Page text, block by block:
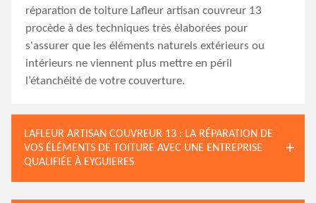
réparation de toiture Lafleur artisan couvreur 13
procède à des techniques très élaborées pour
s'assurer que les éléments naturels extérieurs ou
intérieurs ne viennent plus mettre en péril
l’étanchéité de votre couverture.
LAFLEUR ARTISAN COUVREUR 13 : LA RÉPARATION DE
VOS ÉLÉMENTS DE TOITURE AVEC UNE ENTREPRISE
QUALIFIÉE À EYGUIERES